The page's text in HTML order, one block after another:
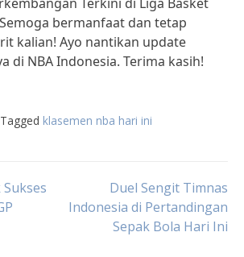
bermanfaat dan tetap
kalian! Ayo nantikan update
di NBA Indonesia. Terima kasih!
Tagged klasemen nba hari ini
Duel Sengit Timnas
Indonesia di Pertandingan
Sepak Bola Hari Ini